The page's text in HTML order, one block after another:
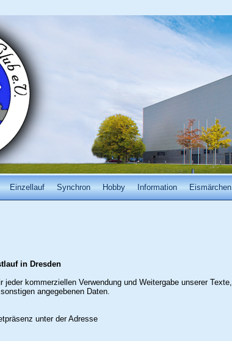
Einzellauf Synchron Hobby Information Eismärchen
in Dresden
kommerziellen Verwendung und Weitergabe unserer Texte,
angegebenen Daten.
unter der Adresse